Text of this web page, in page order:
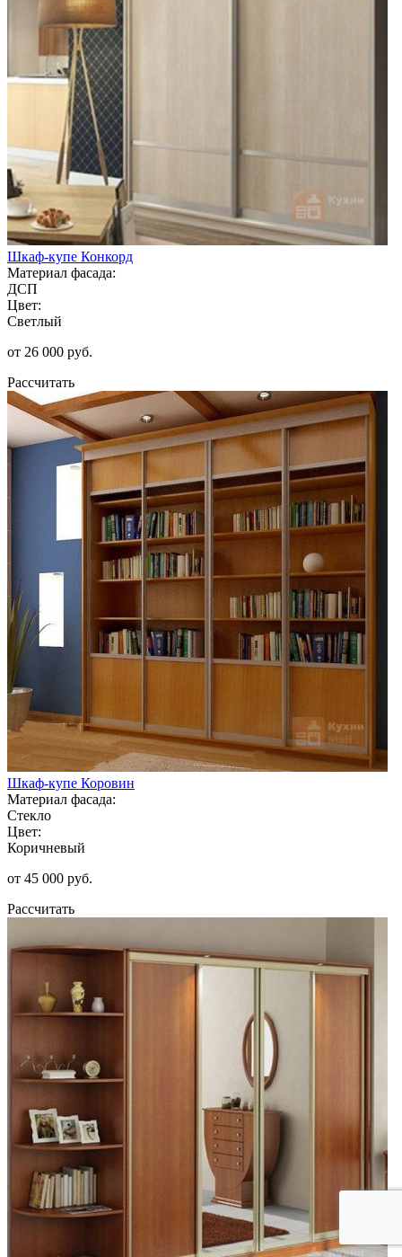
Шкаф-купе Конкорд
Материал фасада:
ДСП
Цвет:
Светлый
от 26 000 руб.
Рассчитать
Шкаф-купе Коровин
Материал фасада:
Стекло
Цвет:
Коричневый
от 45 000 руб.
Рассчитать